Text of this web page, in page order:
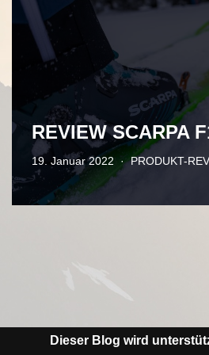
REVIEW SCARPA
19. Januar 2022 PRODUKT-
Dieser Blog wird